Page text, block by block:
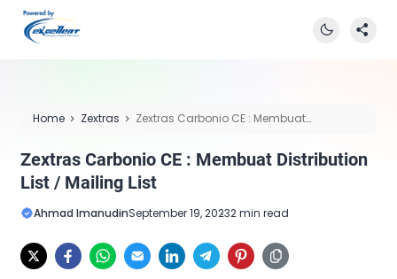
Home Zextras
Zextras Carbonio CE : Membuat
Zextras Carbonio CE : Membuat Distribution
List / Mailing List
Ahmad ImanudinSeptember 19, 20232 min read